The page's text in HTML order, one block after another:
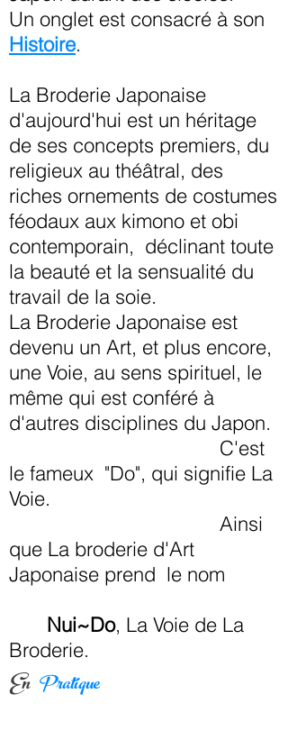
Un onglet est consacré à son
Histoire.
La Broderie Japonaise
d'aujourd'hui est un héritage
de ses concepts premiers, du
religieux au théâtral, des
riches ornements de costumes
féodaux aux kimono et obi
contemporain, déclinant toute
la beauté et la sensualité du
travail de la soie.
La Broderie Japonaise est
devenu un Art, et plus encore,
une Voie, au sens spirituel, le
même qui est conféré à
d'autres disciplines du Japon.
C'est
le fameux "Do", qui signifie La
Voie.
Ainsi
que La broderie d'Art
Japonaise prend le nom
Nui~Do, La Voie de La
Broderie.
En Pratique